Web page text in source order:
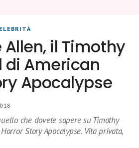
Allen, il Timothy
American
Apocalypse
che dovete sapere su Timothy
Story Apocalypse. Vita privata,